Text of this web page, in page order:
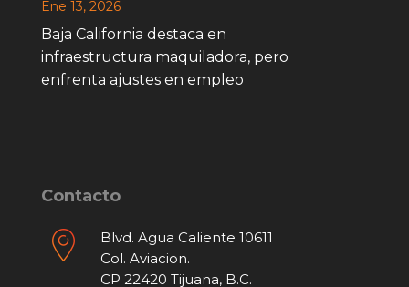
Baja California destaca en
infraestructura maquiladora, pero
enfrenta ajustes en empleo
Ene 13, 2026
Contacto
Blvd. Agua Caliente 10611
Col. Aviacion.
CP 22420 Tijuana, B.C.